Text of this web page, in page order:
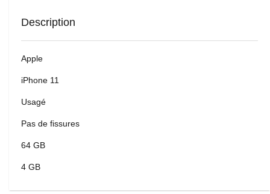
Description
Apple
iPhone 11
Usagé
Pas de fissures
64 GB
4 GB